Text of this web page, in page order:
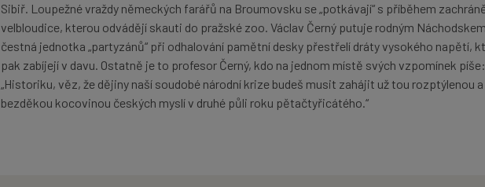
Sibiř. Loupežné vraždy německých farářů na Broumovsku se „potkávají“ s příběhem
velbloudice, kterou odvádějí skauti do pražské zoo. Václav Černý putuje rodným
čestná jednotka „partyzánů“ při odhalování pamětní desky přestřelí dráty vysokého napětí,
pak zabíjejí v davu. Ostatně je to profesor Černý, kdo na jednom místě svých vzpomínek píše:
„Historiku, věz, že dějiny naší soudobé národní krize budeš musit zahájit už tou rozptýlenou a
bezděkou kocovinou českých myslí v druhé půli roku pětačtyřicátého.“